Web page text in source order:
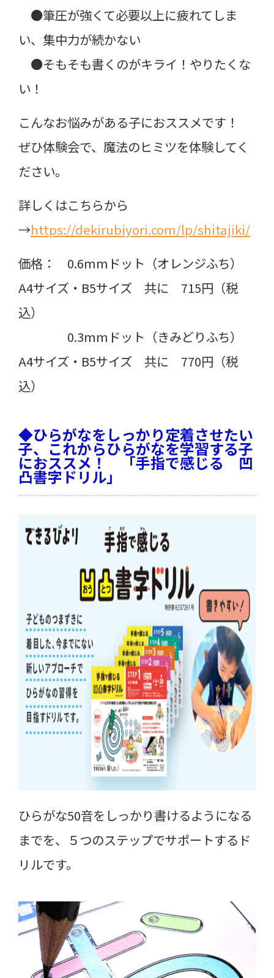
●筆圧が強くて必要以上に疲れてしま
い、集中力が続かない
●そもそも書くのがキライ！やりたくな
い！
こんなお悩みがある子におススメです！
ぜひ体験会で、魔法のヒミツを体験してく
ださい。
詳しくはこちらから
→https://dekirubiyori.com/lp/shitajiki/
価格： 0.6mmドット（オレンジふち）
A4サイズ・B5サイズ 共に 715円（税
込）
0.3mmドット（きみどりふち）
A4サイズ・B5サイズ 共に 770円（税
込）
◆ひらがなをしっかり定着させたい
子、これからひらがなを学習する子
におススメ！ 「手指で感じる 凹
凸書字ドリル」
ひらがな50音をしっかり書けるようになる
までを、５つのステップでサポートするド
リルです。